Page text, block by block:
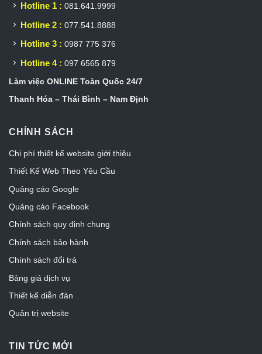
Hotline 1 : 081.641.9999
Hotline 2 : 077.541.8888
Hotline 3 : 0987 775 376
Hotline 4 : 097 6565 879
Làm việc ONLINE Toàn Quốc 24/7
Thanh Hóa – Thái Bình – Nam Định
CHÍNH SÁCH
Chi phí thiết kế website giới thiệu
Thiết Kế Web Theo Yêu Cầu
Quảng cáo Google
Quảng cáo Facebook
Chính sách quy định chung
Chính sách bảo hành
Chính sách đổi trả
Bảng giá dịch vụ
Thiết kế diễn đàn
Quản trị website
TIN TỨC MỚI